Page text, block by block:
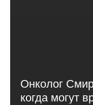
Онколог
когда могут